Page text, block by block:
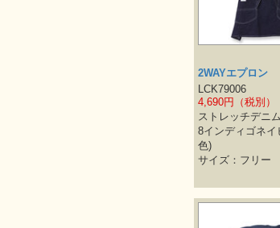
2WAYエプロン
LCK79006
4,690円（税別）
ストレッチデニム
8インディゴネイ
色)
サイズ：フリー